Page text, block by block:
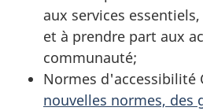
aux services
et à prendre part aux
communauté;
Normes d'accessibilité
nouvelles normes, des